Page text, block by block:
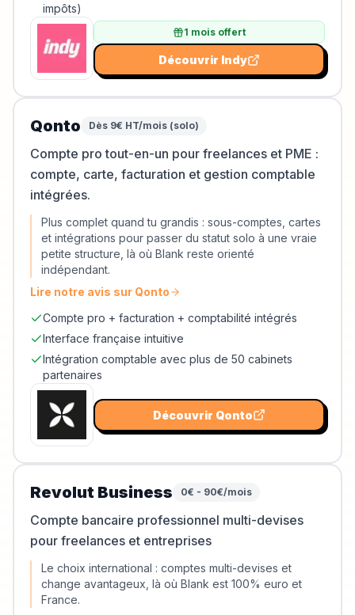
impôts)
1 mois offert
Découvrir Indy
Qonto Dès 9€ HT/mois (solo)
Compte pro tout-en-un pour freelances et PME :
compte, carte, facturation et gestion comptable
intégrées.
Plus complet quand tu grandis : sous-comptes, cartes
et intégrations pour passer du statut solo à une vraie
petite structure, là où Blank reste orienté
indépendant.
Lire notre avis sur Qonto
Compte pro + facturation + comptabilité intégrés
Interface française intuitive
Intégration comptable avec plus de 50 cabinets
partenaires
Découvrir Qonto
Revolut Business 0€ - 90€/mois
Compte bancaire professionnel multi-devises
pour freelances et entreprises
Le choix international : comptes multi-devises et
change avantageux, là où Blank est 100% euro et
France.